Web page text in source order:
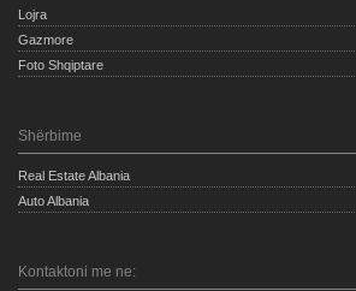
Lojra
Gazmore
Foto Shqiptare
Shërbime
Real Estate Albania
Auto Albania
Kontaktoni me ne: